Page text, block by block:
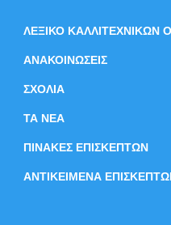
ΛΕΞΙΚΟ ΚΑΛΛΙΤΕΧΝΙΚΩΝ
ΑΝΑΚΟΙΝΩΣΕΙΣ
ΣΧΟΛΙΑ
ΤΑ ΝEΑ
ΠΙΝΑΚΕΣ ΕΠΙΣΚΕΠΤΩΝ
ΑΝΤΙΚΕΙΜΕΝΑ